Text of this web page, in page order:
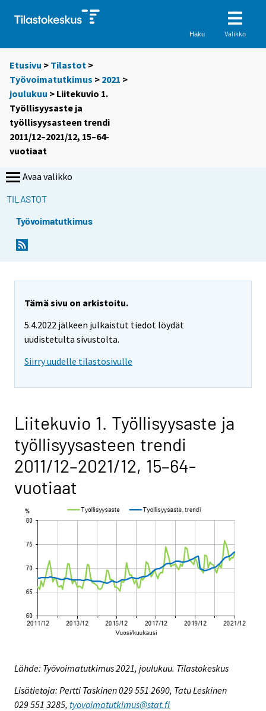
Haku Valikko
Etusivu > Tilastot >
Työvoimatutkimus > 2021 >
joulukuu > Liitekuvio 1.
Työllisyysaste ja
työllisyysasteen trendi
2011/12–2021/12, 15–64-
vuotiaat
Avaa valikko
TILASTOT
Työvoimatutkimus
Tämä sivu on arkistoitu.
5.4.2022 jälkeen julkaistut tiedot löydät
uudistetulta sivustolta.
Siirry uudelle tilastosivulle
Liitekuvio 1. Työllisyysaste ja
työllisyysasteen trendi
2011/12–2021/12, 15–64-
vuotiaat
Lähde: Työvoimatutkimus 2021, joulukuu. Tilastokeskus
Lisätietoja: Pertti Taskinen 029 551 2690, Tatu Leskinen
029 551 3285, tyovoimatutkimus@stat.fi